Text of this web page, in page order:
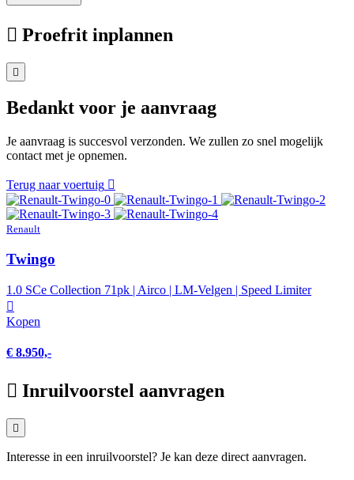
Proefrit inplannen
Bedankt voor je aanvraag
Je aanvraag is succesvol verzonden. We zullen zo snel mogelijk
contact met je opnemen.
Terug naar voertuig
Renault
Twingo
1.0 SCe Collection 71pk | Airco | LM-Velgen | Speed Limiter
Kopen
€ 8.950,-
Inruilvoorstel aanvragen
Interesse in een inruilvoorstel? Je kan deze direct aanvragen.